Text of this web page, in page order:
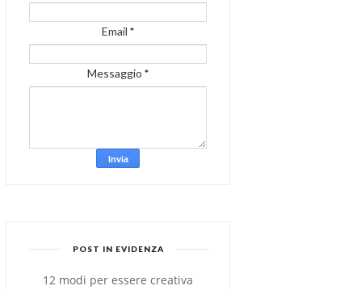
SENZA BURRO
Email*
Messaggio*
POST IN EVIDENZA
12 modi per essere creativa